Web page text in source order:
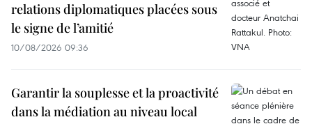
relations diplomatiques placées sous
le signe de l’amitié
10/08/2026 09:36
Garantir la souplesse et la proactivité
dans la médiation au niveau local